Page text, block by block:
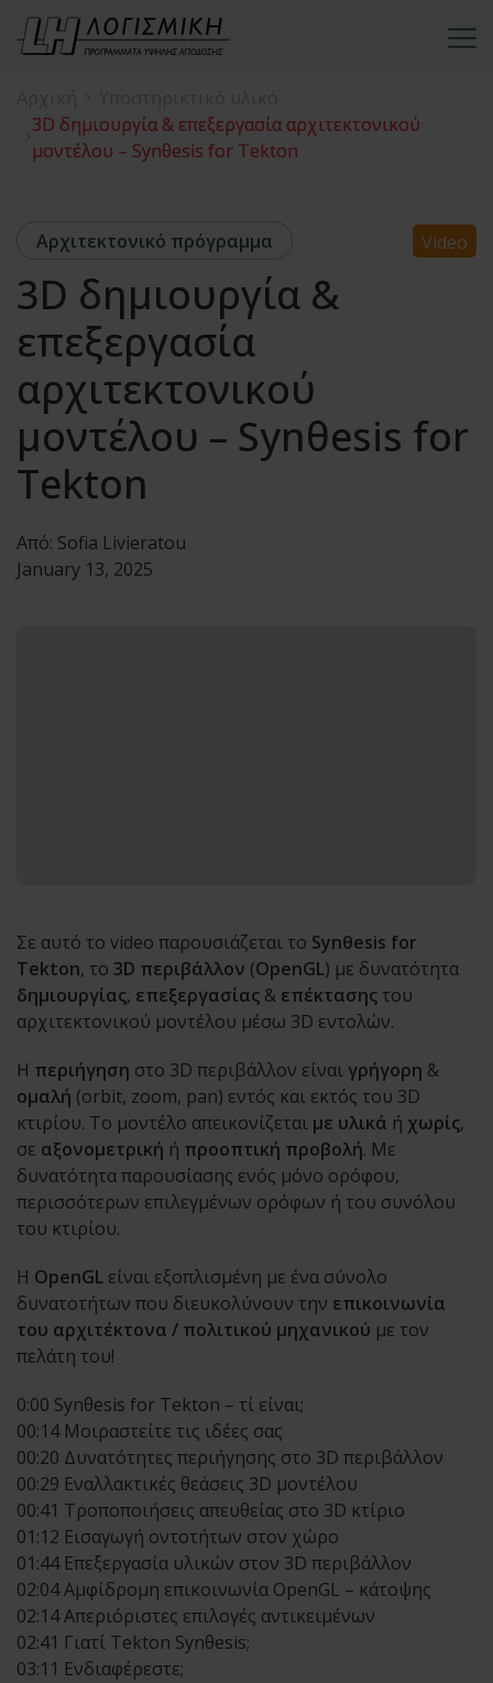
3D δημιουργία & επεξεργασία αρχιτεκτονικού
μοντέλου – Synθesis for Tekton
Αρχιτεκτονικό πρόγραμμα Video
3D δημιουργία &
επεξεργασία
αρχιτεκτονικού
μοντέλου – Synθesis for
Tekton
Από: Sofia Livieratou
January 13, 2025
Σε αυτό το video παρουσιάζεται το Synθesis for
Tekton, το 3D περιβάλλον (OpenGL) με δυνατότητα
δημιουργίας, επεξεργασίας & επέκτασης του
αρχιτεκτονικού μοντέλου μέσω 3D εντολών.
Η περιήγηση στο 3D περιβάλλον είναι γρήγορη &
ομαλή (orbit, zoom, pan) εντός και εκτός του 3D
κτιρίου. Το μοντέλο απεικονίζεται με υλικά ή χωρίς,
σε αξονομετρική ή προοπτική προβολή. Με
δυνατότητα παρουσίασης ενός μόνο ορόφου,
περισσότερων επιλεγμένων ορόφων ή του συνόλου
του κτιρίου.
Η OpenGL είναι εξοπλισμένη με ένα σύνολο
δυνατοτήτων που διευκολύνουν την επικοινωνία
του αρχιτέκτονα / πολιτικού μηχανικού με τον
πελάτη του!
0:00 Synθesis for Tekton – τί είναι;
00:14 Μοιραστείτε τις ιδέες σας
00:20 Δυνατότητες περιήγησης στο 3D περιβάλλον
00:29 Εναλλακτικές θεάσεις 3D μοντέλου
00:41 Τροποποιήσεις απευθείας στο 3D κτίριο
01:12 Εισαγωγή οντοτήτων στον χώρο
01:44 Επεξεργασία υλικών στον 3D περιβάλλον
02:04 Αμφίδρομη επικοινωνία OpenGL – κάτοψης
02:14 Απεριόριστες επιλογές αντικειμένων
02:41 Γιατί Tekton Synθesis;
03:11 Ενδιαφέρεστε;